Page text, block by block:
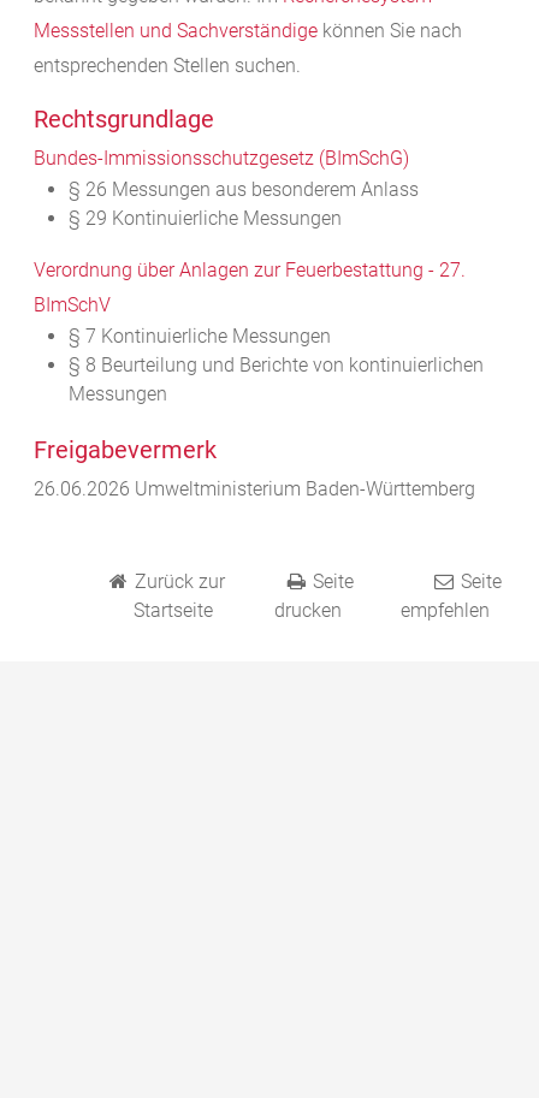
Messstellen und Sachverständige können Sie nach
entsprechenden Stellen suchen.
Rechtsgrundlage
Bundes-Immissionsschutzgesetz (BImSchG)
§ 26 Messungen aus besonderem Anlass
§ 29 Kontinuierliche Messungen
Verordnung über Anlagen zur Feuerbestattung - 27.
BImSchV
§ 7 Kontinuierliche Messungen
§ 8 Beurteilung und Berichte von kontinuierlichen
Messungen
Freigabevermerk
26.06.2026 Umweltministerium Baden-Württemberg
Zurück zur
Startseite
Seite
drucken
Seite
empfehlen